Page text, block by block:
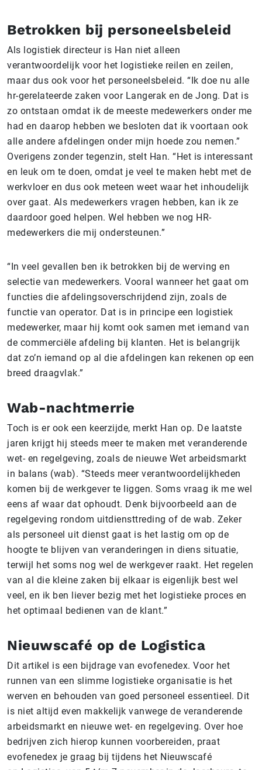
Betrokken bij personeelsbeleid
Als logistiek directeur is Han niet alleen
verantwoordelijk voor het logistieke reilen en zeilen,
maar dus ook voor het personeelsbeleid. “Ik doe nu alle
hr-gerelateerde zaken voor Langerak en de Jong. Dat is
zo ontstaan omdat ik de meeste medewerkers onder me
had en daarop hebben we besloten dat ik voortaan ook
alle andere afdelingen onder mijn hoede zou nemen.”
Overigens zonder tegenzin, stelt Han. “Het is interessant
en leuk om te doen, omdat je veel te maken hebt met de
werkvloer en dus ook meteen weet waar het inhoudelijk
over gaat. Als medewerkers vragen hebben, kan ik ze
daardoor goed helpen. Wel hebben we nog HR-
medewerkers die mij ondersteunen.”
“In veel gevallen ben ik betrokken bij de werving en
selectie van medewerkers. Vooral wanneer het gaat om
functies die afdelingsoverschrijdend zijn, zoals de
functie van operator. Dat is in principe een logistiek
medewerker, maar hij komt ook samen met iemand van
de commerciële afdeling bij klanten. Het is belangrijk
dat zo’n iemand op al die afdelingen kan rekenen op een
breed draagvlak.”
Wab-nachtmerrie
Toch is er ook een keerzijde, merkt Han op. De laatste
jaren krijgt hij steeds meer te maken met veranderende
wet- en regelgeving, zoals de nieuwe Wet arbeidsmarkt
in balans (wab). “Steeds meer verantwoordelijkheden
komen bij de werkgever te liggen. Soms vraag ik me wel
eens af waar dat ophoudt. Denk bijvoorbeeld aan de
regelgeving rondom uitdiensttreding of de wab. Zeker
als personeel uit dienst gaat is het lastig om op de
hoogte te blijven van veranderingen in diens situatie,
terwijl het soms nog wel de werkgever raakt. Het regelen
van al die kleine zaken bij elkaar is eigenlijk best wel
veel, en ik ben liever bezig met het logistieke proces en
het optimaal bedienen van de klant.”
Nieuwscafé op de Logistica
Dit artikel is een bijdrage van evofenedex. Voor het
runnen van een slimme logistieke organisatie is het
werven en behouden van goed personeel essentieel. Dit
is niet altijd even makkelijk vanwege de veranderende
arbeidsmarkt en nieuwe wet- en regelgeving. Over hoe
bedrijven zich hierop kunnen voorbereiden, praat
evofenedex je graag bij tijdens het Nieuwscafé